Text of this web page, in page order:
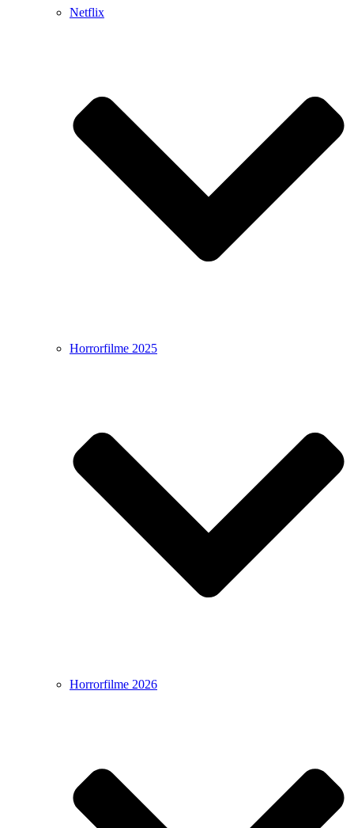
Netflix
Horrorfilme 2025
Horrorfilme 2026